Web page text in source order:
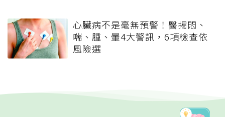
心臟病不是毫無預警！醫揭悶、
喘、腫、暈4大警訊，6項檢查依
風險選